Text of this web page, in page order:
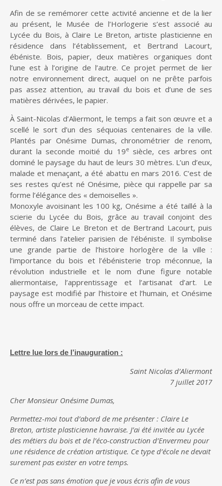
Afin de se remémorer cette activité ancienne et de la lier
au présent, le Musée de l’Horlogerie s’est associé au
Lycée du Bois, à Claire Le Breton, artiste plasticienne en
résidence dans l’établissement, et Bertrand Lacourt,
ébéniste. Bois, papier, deux matières organiques dont
l’une est à l’origine de l’autre. Ce projet permet de lier
notre environnement direct, auquel on ne prête parfois
pas assez attention, au travail du bois et d’une de ses
matières dérivées, le papier.
À Saint-Nicolas d’Aliermont, le temps a fait son œuvre et a
scellé le sort d’un des séquoias centenaires de la ville.
Plantés par Onésime Dumas, chronométrier de renom,
durant la seconde moitié du 19e siècle, ces arbres ont
dominé le paysage du haut de leurs 30 mètres. L’un d’eux,
malade et menaçant, a été abattu en mars 2016. C‘est de
ses restes qu’est né Onésime, pièce qui rappelle par sa
forme l’élégance des « demoiselles ».
Monoxyle avoisinant les 100 kg, Onésime a été taillé à la
scierie du Lycée du Bois, grâce au travail conjoint des
élèves, de Claire Le Breton et de Bertrand Lacourt, puis
terminé dans l’atelier parisien de l’ébéniste. Il symbolise
une grande partie de l’histoire horlogère de la ville :
l’importance du bois et l’ébénisterie trop méconnue, la
révolution industrielle et le nom d’une figure notable
aliermontaise, l’apprentissage et l’artisanat d’art. Le
paysage est modifié par l’histoire et l’humain, et Onésime
nous offre un morceau de cette impact.
Lettre lue lors de l’inauguration :
Saint Nicolas d’Aliermont
7 juillet 2017
Cher Monsieur Onésime Dumas,
Permettez-moi tout d’abord de me présenter : Claire Le
Breton, artiste plasticienne havraise. J’ai été invitée au Lycée
des métiers du bois et de l’éco-construction d’Envermeu pour
une résidence de création artistique. Ce type d’école ne devait
surement pas exister en votre temps.
Ce n’est pas sans émotion que je vous écris afin de vous